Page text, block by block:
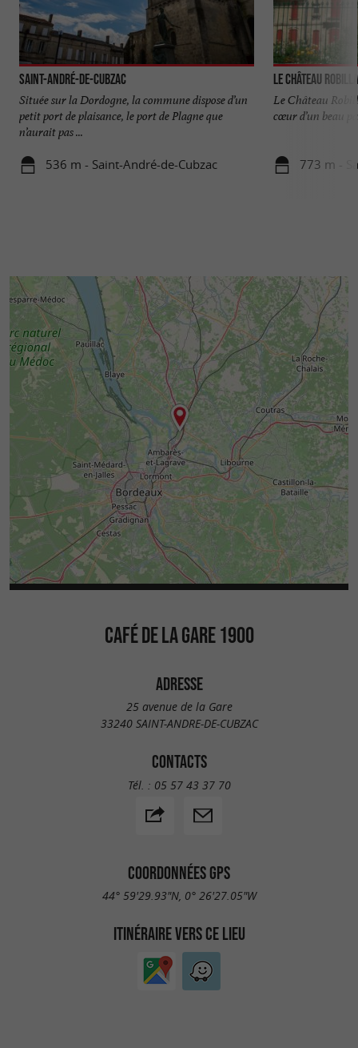
Saint-André-de-Cubzac
Située sur la Dordogne, la commune dispose d’un
petit port de plaisance, le port de Plagne que
n’aurait pas ...
536 m - Saint-André-de-Cubzac
Le Château
Le Château
cœur d’un beau
773 m -
CAFÉ DE LA GARE 1900
ADRESSE
25 avenue de la Gare
33240 SAINT-ANDRE-DE-CUBZAC
CONTACTS
Tél. : 05 57 43 37 70
COORDONNÉES GPS
44° 59'29.93"N, 0° 26'27.05"W
ITINÉRAIRE VERS CE LIEU